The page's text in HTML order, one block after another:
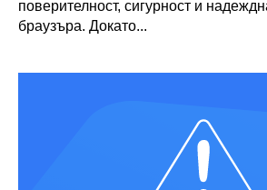
поверителност, сигурност и
браузъра. Докато...